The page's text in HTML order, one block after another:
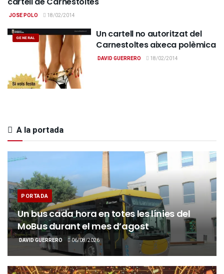
JOSE POLO 18/02/2014
GENERAL
Un cartell no autoritzat del
Carnestoltes aixeca polèmica
DAVID GUERRERO 18/02/2014
A la portada
PORTADA
Un bus cada hora en totes les línies del
MoBus durant el mes d’agost
DAVID GUERRERO 06/08/2026